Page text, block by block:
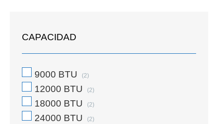
CAPACIDAD
9000 BTU (2)
12000 BTU (2)
18000 BTU (2)
24000 BTU (2)